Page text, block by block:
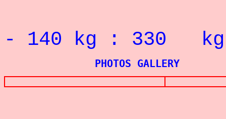
- 140 kg : 330 kg
PHOTOS GALLERY